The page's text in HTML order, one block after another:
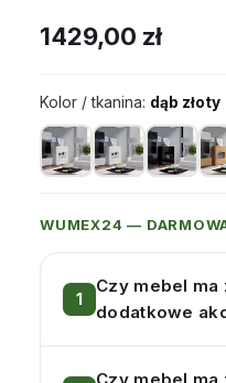
1429,00 zł
Kolor / tkanina: dąb złoty
WUMEX24 —
Czy mebel
dodatkowe